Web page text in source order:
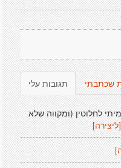
תגובות עלי שכתבתי
לחלוטין (ומקווה שלא
[ליצירה]